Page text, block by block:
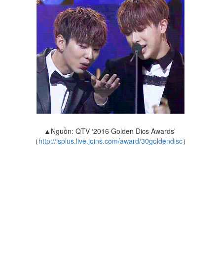
▲Nguồn: QTV ‘2016 Golden Dics Awards’
（http://isplus.live.joins.com/award/30goldendisc）